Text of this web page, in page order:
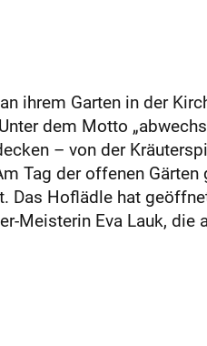
ihrem Garten in der
dem Motto
– von der
Tag der offenen
Hoflädle hat
Meisterin Eva Lauk,